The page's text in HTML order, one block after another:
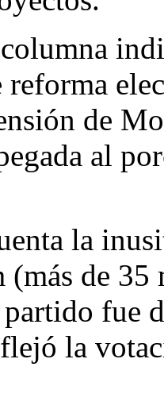
reforma
de
al
la
(más de
fue
la